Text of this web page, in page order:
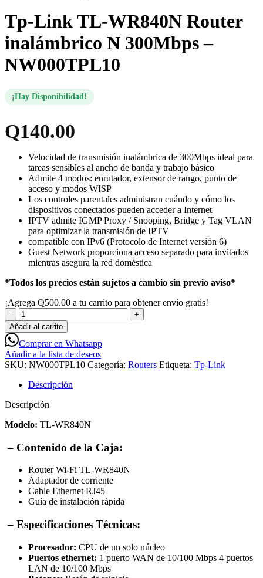
Tp-Link TL-WR840N Router
inalámbrico N 300Mbps –
NW000TPL10
¡Hay Disponibilidad!
Q140.00
Velocidad de transmisión inalámbrica de 300Mbps ideal para
tareas sensibles al ancho de banda y trabajo básico
Admite 4 modos: enrutador, extensor de rango, punto de
acceso y modos WISP
Los controles parentales administran cuándo y cómo los
dispositivos conectados pueden acceder a Internet
IPTV admite IGMP Proxy / Snooping, Bridge y Tag VLAN
para optimizar la transmisión de IPTV
compatible con IPv6 (Protocolo de Internet versión 6)
Guest Network proporciona acceso separado para invitados
mientras asegura la red doméstica
*Todos los precios están sujetos a cambio sin previo aviso*
¡Agrega Q500.00 a tu carrito para obtener envío gratis!
Tp-
Link
TL-
WR840N
Router
inalámbrico
300Mbps
NW000TPL10
Añadir al carrito
Comprar en Whatsapp
Añadir a la lista de deseos
SKU: NW000TPL10 Categoría: Routers Etiqueta: Tp-Link
Descripción
Descripción
Modelo: TL-WR840N
– Contenido de la Caja:
Router Wi-Fi TL-WR840N
Adaptador de corriente
Cable Ethernet RJ45
Guía de instalación rápida
– Especificaciones Técnicas:
Procesador: CPU de un solo núcleo
Puertos ethernet: 1 puerto WAN de 10/100 Mbps 4 puertos
LAN de 10/100 Mbps